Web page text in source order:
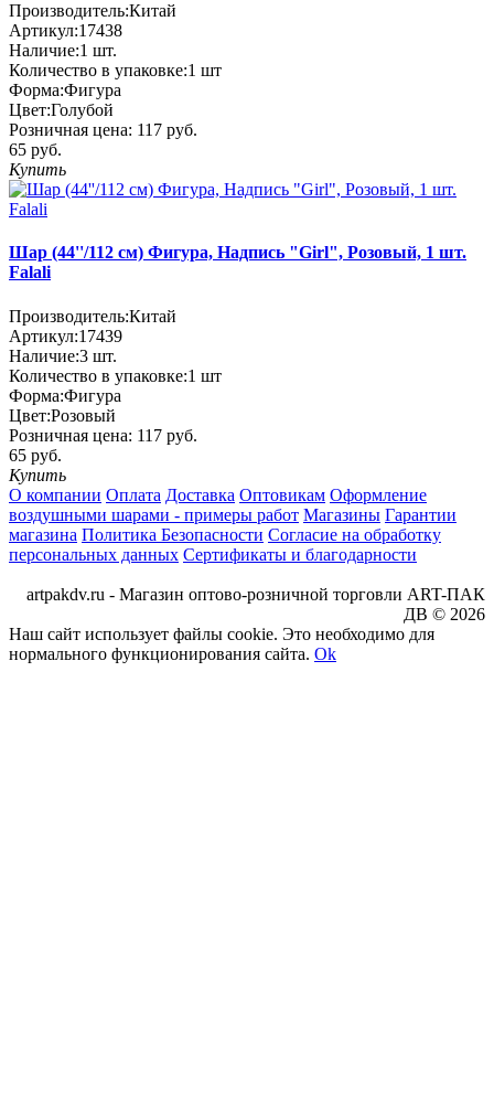
Производитель:Китай
Артикул:17438
Наличие:1 шт.
Количество в упаковке:1 шт
Форма:Фигура
Цвет:Голубой
Розничная цена: 117 руб.
65 руб.
Купить
Шар (44''/112 см) Фигура, Надпись "Girl", Розовый, 1 шт.
Falali
Производитель:Китай
Артикул:17439
Наличие:3 шт.
Количество в упаковке:1 шт
Форма:Фигура
Цвет:Розовый
Розничная цена: 117 руб.
65 руб.
Купить
О компании Оплата Доставка Оптовикам Оформление
воздушными шарами - примеры работ Магазины Гарантии
магазина Политика Безопасности Согласие на обработку
персональных данных Сертификаты и благодарности
artpakdv.ru - Магазин оптово-розничной торговли ART-ПАК
ДВ © 2026
Наш сайт использует файлы cookie. Это необходимо для
нормального функционирования сайта. Ok